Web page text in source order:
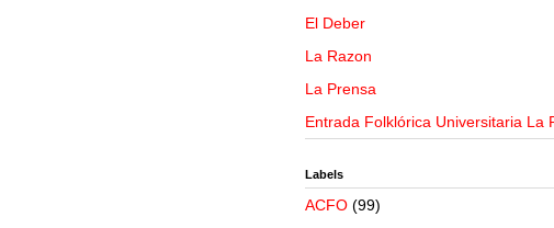
El Deber
La Razon
La Prensa
Entrada Folklórica Universitaria La
Labels
ACFO (99)